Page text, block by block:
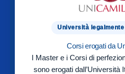
Università
Corsi erogati da
I Master e i Corsi di
sono erogati dall’Università